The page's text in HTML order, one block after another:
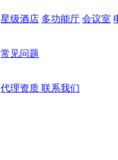
星级酒店 多功能厅 会议室
常见问题
代理资质 联系我们